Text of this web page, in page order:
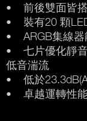
• 前後雙面皆搭
• 裝有20 顆
• ARGB集線器
• 七片優化靜音
低音湍流
• 低於
• 卓越運轉性能